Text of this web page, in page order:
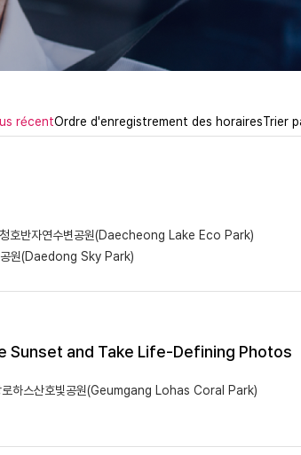
récentOrdre d'enregistrement des horairesTrier
호반자연수변공원(Daecheong Lake Eco Park)
공원(Daedong Sky Park)
Sunset and Take Life-Defining Photos
로하스산호빛공원(Geumgang Lohas Coral Park)